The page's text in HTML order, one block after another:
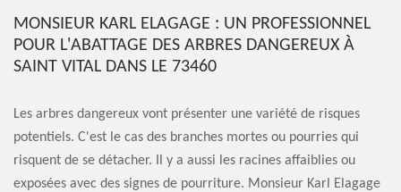
MONSIEUR KARL ELAGAGE : UN PROFESSIONNEL
POUR L'ABATTAGE DES ARBRES DANGEREUX À
SAINT VITAL DANS LE 73460
Les arbres dangereux vont présenter une variété de risques
potentiels. C'est le cas des branches mortes ou pourries qui
risquent de se détacher. Il y a aussi les racines affaiblies ou
exposées avec des signes de pourriture. Monsieur Karl Elagage